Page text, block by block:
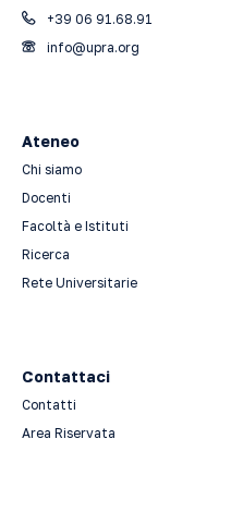
+39 06 91.68.91
info@upra.org
Ateneo
Chi siamo
Docenti
Facoltà e Istituti
Ricerca
Rete Universitarie
Contattaci
Contatti
Area Riservata